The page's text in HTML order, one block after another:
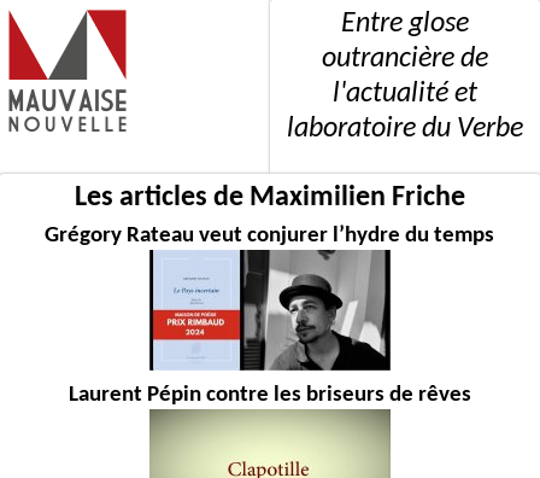
Entre glose
outrancière de
l'actualité et
laboratoire du Verbe
Les articles de Maximilien Friche
Grégory Rateau veut conjurer l’hydre du temps
Laurent Pépin contre les briseurs de rêves